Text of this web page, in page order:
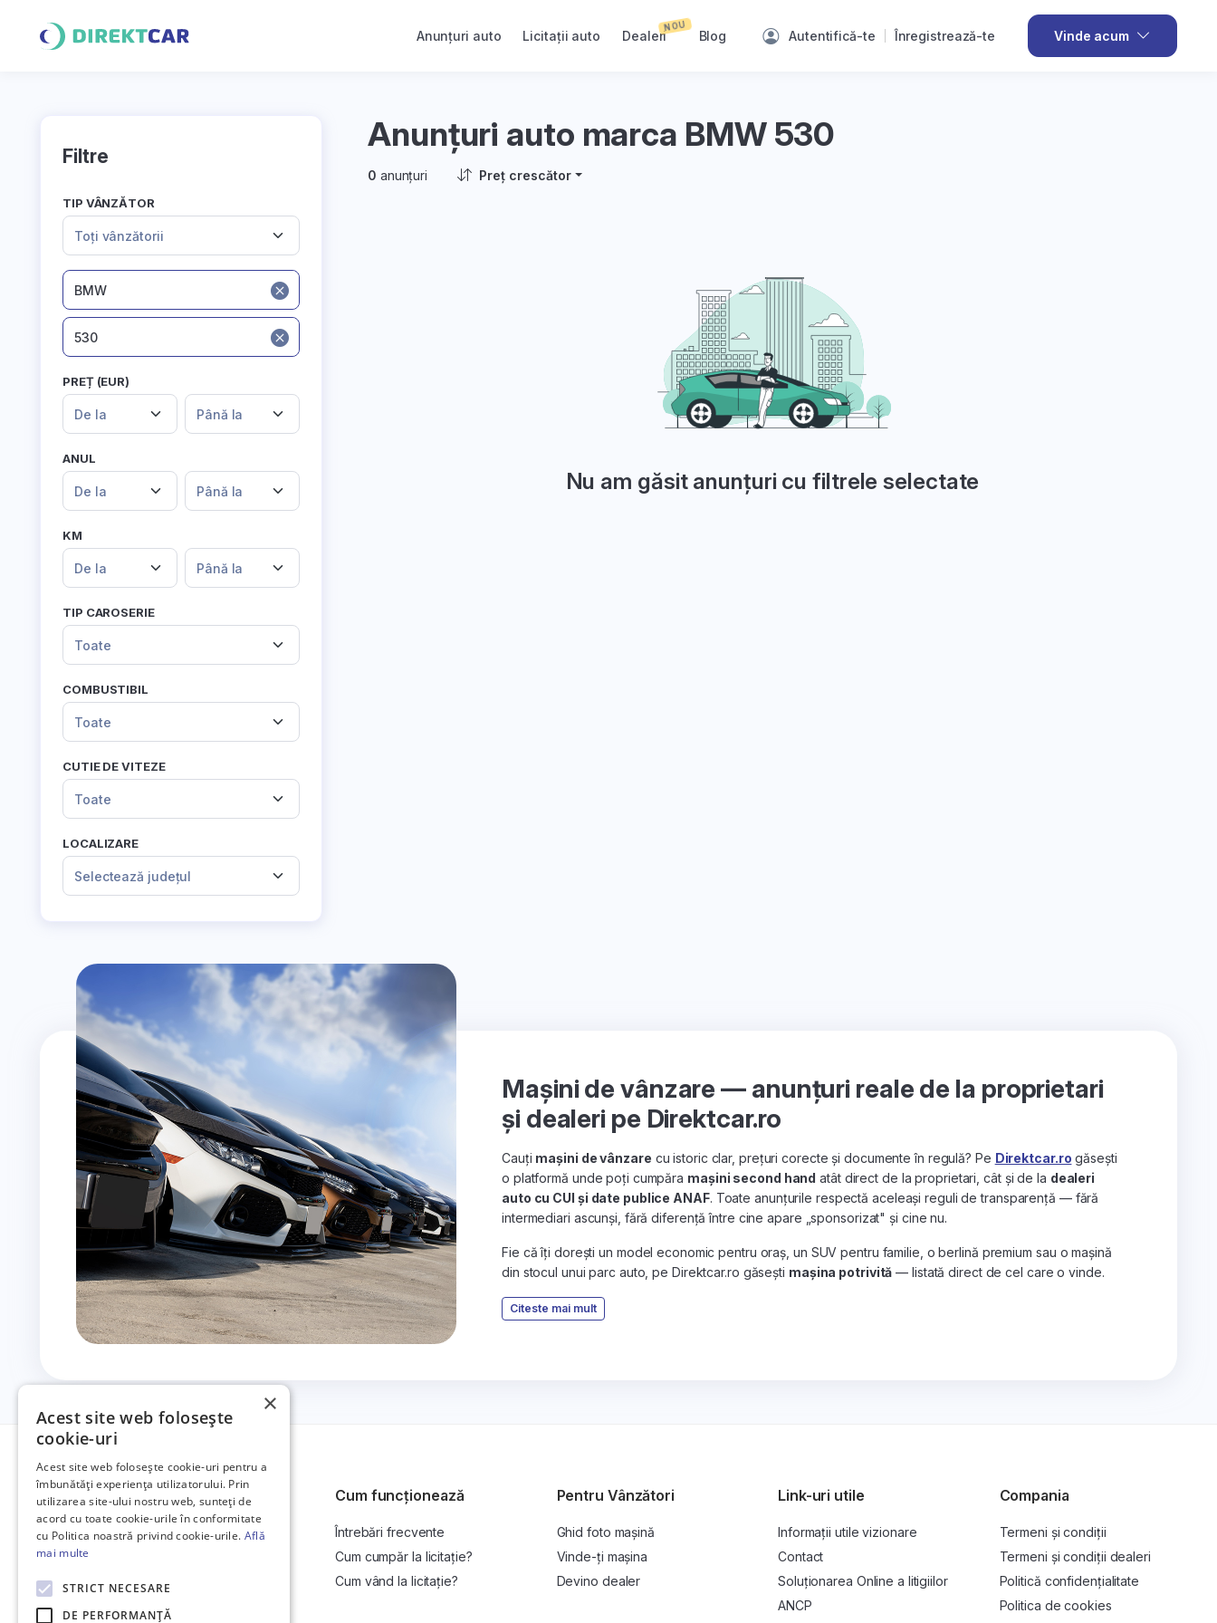
Anunțuri auto Licitații auto Dealeri
NOU
Blog Autentifică-te Înregistrează-te Vinde acum
Filtre
TIP VÂNZĂTOR
Toți vânzătorii
BMW
530
PREȚ (EUR)
De la Până la
ANUL
De la Până la
KM
De la Până la
TIP CAROSERIE
Toate
COMBUSTIBIL
Toate
CUTIE DE VITEZE
Toate
LOCALIZARE
Selectează județul
Anunțuri auto marca BMW 530
0 anunțuri Preț crescător
Nu am găsit anunțuri cu filtrele selectate
Mașini de vânzare — anunțuri reale de la proprietari
și dealeri pe Direktcar.ro
Cauți mașini de vânzare cu istoric clar, prețuri corecte și documente în regulă? Pe Direktcar.ro găsești
o platformă unde poți cumpăra mașini second hand atât direct de la proprietari, cât și de la dealeri
auto cu CUI și date publice ANAF. Toate anunțurile respectă aceleași reguli de transparență — fără
intermediari ascunși, fără diferență între cine apare „sponsorizat" și cine nu.
Fie că îți dorești un model economic pentru oraș, un SUV pentru familie, o berlină premium sau o mașină
din stocul unui parc auto, pe Direktcar.ro găsești mașina potrivită — listată direct de cel care o vinde.
Citeste mai mult
Platformă de anunțuri auto și licitații
auto online.
Cum funcționează
Întrebări frecvente
Cum cumpăr la licitație?
Cum vând la licitație?
Pentru Vânzători
Ghid foto mașină
Vinde-ți mașina
Devino dealer
Link-uri utile
Informații utile vizionare
Contact
Soluționarea Online a litigiilor
ANCP
Compania
Termeni și condiții
Termeni și condiții dealeri
Politică confidențialitate
Politica de cookies
×
Acest site web folosește
cookie-uri
Acest site web folosește cookie-uri pentru a
îmbunătăți experiența utilizatorului. Prin
utilizarea site-ului nostru web, sunteți de
acord cu toate cookie-urile în conformitate
cu Politica noastră privind cookie-urile. Află
mai multe
STRICT NECESARE
DE PERFORMANȚĂ